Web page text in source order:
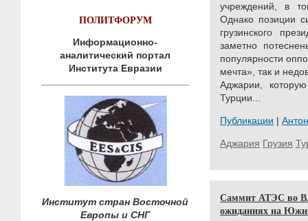
ПОЛИТФОРУМ
Информационно-
аналитический портал
Института Евразии
Институт стран Восточной
Европы и СНГ
учреждений, в
Однако позиции
грузинского
заметно
популярности
мечта», так и
Аджарии,
Турции...
Публикации |
Аджария Грузия
Саммит АТЭС во
ожиданиях на